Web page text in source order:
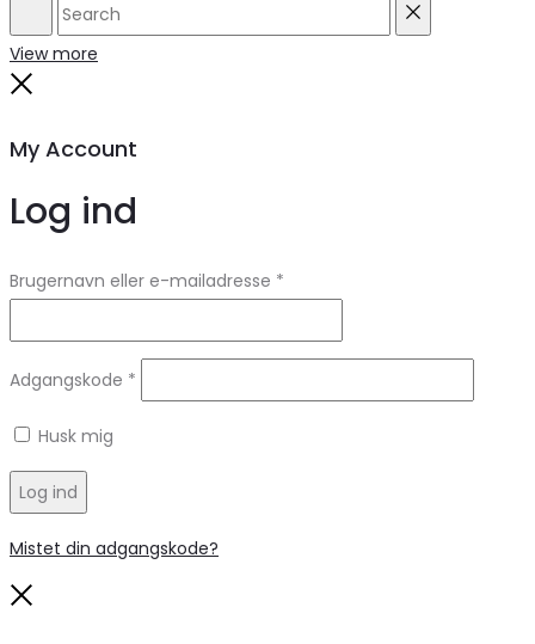
Search
View more
My Account
Log ind
Brugernavn eller e-mailadresse *
Adgangskode *
Husk mig
Log ind
Mistet din adgangskode?